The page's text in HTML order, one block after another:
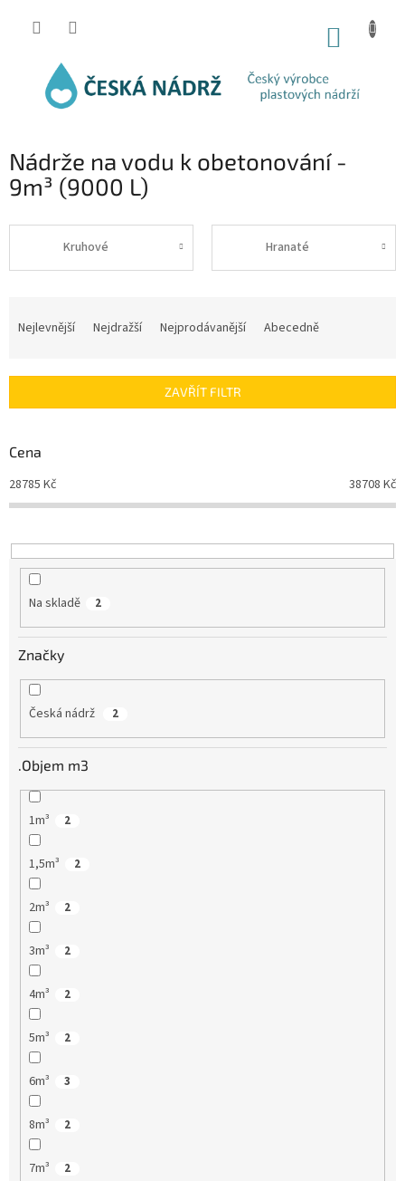
Nádrže na vodu k obetonování -
9m³ (9000 L)
Kruhové Hranaté
í
r
o
d
u
t
ů
Nejlevnější Nejdražší Nejprodávanější Abecedně
ZAVŘÍT FILTR
Cena
28785 Kč 38708 Kč
Na skladě 2
Značky
Česká nádrž 2
.Objem m3
1m³ 2
1,5m³ 2
2m³ 2
3m³ 2
4m³ 2
5m³ 2
6m³ 3
8m³ 2
7m³ 2